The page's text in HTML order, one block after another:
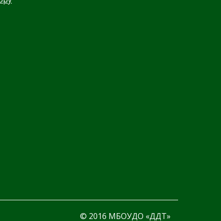
© 2016 МБОУДО «ДДТ»